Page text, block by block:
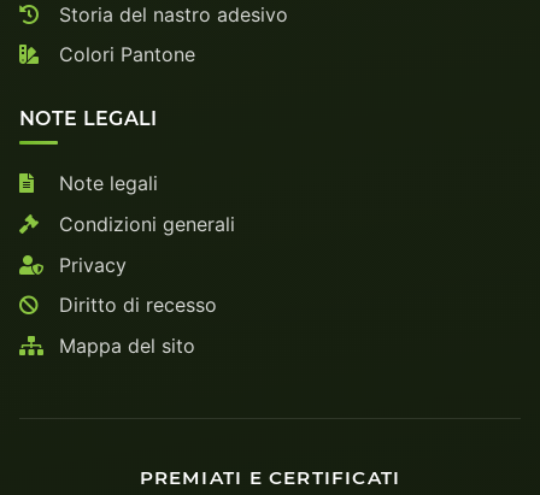
Storia del nastro adesivo
Colori Pantone
NOTE LEGALI
Note legali
Condizioni generali
Privacy
Diritto di recesso
Mappa del sito
PREMIATI E CERTIFICATI